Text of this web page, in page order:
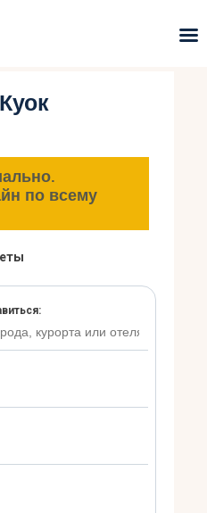
по всему